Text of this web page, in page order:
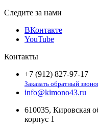
Следите за нами
ВКонтакте
YouTube
Контакты
+7 (912) 827-97-17
Заказать обратный
info@kimono43.ru
610035, Кировская
корпус 1